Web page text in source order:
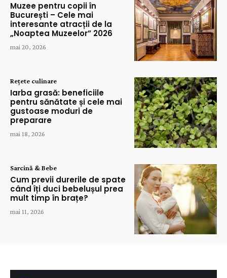
Muzee pentru copii în
București – Cele mai
interesante atracții de la
„Noaptea Muzeelor” 2026
mai 20, 2026
Rețete culinare
Iarba grasă: beneficiile
pentru sănătate și cele mai
gustoase moduri de
preparare
mai 18, 2026
Sarcină & Bebe
Cum previi durerile de spate
când îți duci bebelușul prea
mult timp în brațe?
mai 11, 2026